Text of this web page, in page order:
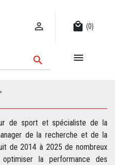
 local_mall (0)
 
de sport et spécialiste de la
de la recherche et de la
de 2014 à 2025 de nombreux
la performance des